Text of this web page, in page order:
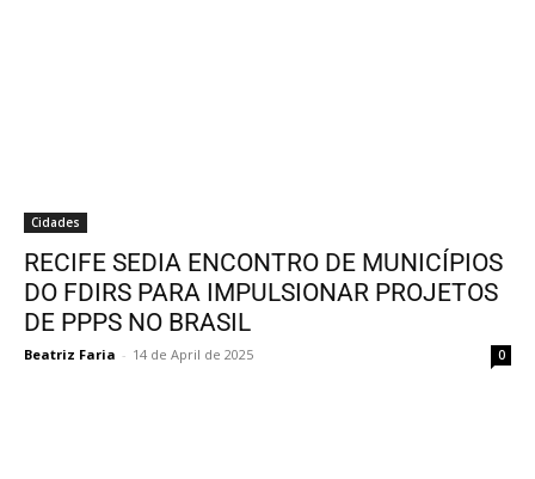
Cidades
RECIFE SEDIA ENCONTRO DE MUNICÍPIOS
DO FDIRS PARA IMPULSIONAR PROJETOS
DE PPPS NO BRASIL
Beatriz Faria - 14 de April de 2025 0